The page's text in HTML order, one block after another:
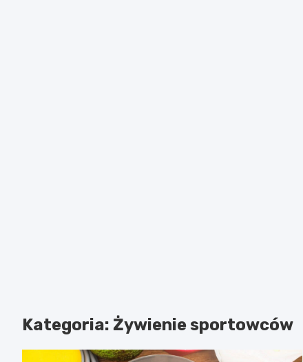
Kategoria: Żywienie sportowców